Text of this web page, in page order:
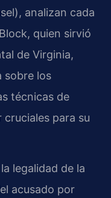
analizan cada
quien sirvió
de Virginia,
sobre los
técnicas de
para su
legalidad de la
acusado por